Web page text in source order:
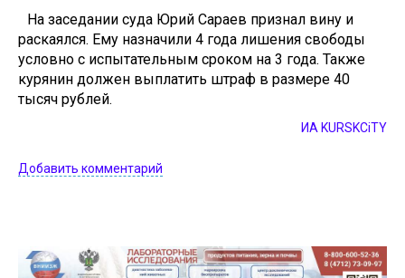
На заседании суда Юрий Сараев признал вину и
раскаялся. Ему назначили 4 года лишения свободы
условно с испытательным сроком на 3 года. Также
курянин должен выплатить штраф в размере 40
тысяч рублей.
ИА KURSKCiTY
Добавить комментарий